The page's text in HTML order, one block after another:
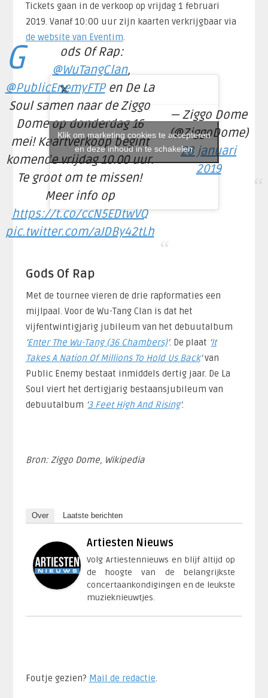
Tickets gaan in de verkoop op vrijdag 1 februari
2019. Vanaf 10:00 uur zijn kaarten verkrijgbaar via
de website van Eventim.
G
ods Of Rap:
@WuTangClan,
@PublicEnemyFTPen De La
Soul samen naar de Ziggo
Dome op donderdag 16
mei! Kaartverkoop begint
komende vrijdag 10.00 uur.
Te groot om te missen!
Meer info op
https://t.co/ccN5EDtwVQ
pic.twitter.com/aJDBy42tLh
— Ziggo Dome
(@ZiggoDome)
28 januari
2019
Klik om marketing cookies te accepteren
en deze inhoud in te schakelen
Gods Of Rap
Met de tournee vieren de drie rapformaties een
mijlpaal. Voor de Wu-Tang Clan is dat het
vijfentwintigjarig jubileum van het debuutalbum
‘Enter The Wu-Tang (36 Chambers)‘. De plaat ‘It
Takes A Nation Of Millions To Hold Us Back‘van
Public Enemy bestaat inmiddels dertig jaar. De La
Soul viert het dertigjarig bestaansjubileum van
debuutalbum ‘3 Feet High And Rising‘.
Bron: Ziggo Dome, Wikipedia
Over Laatste berichten
Artiesten Nieuws
Volg Artiestennieuws en blijf altijd op
de hoogte van de belangrijkste
concertaankondigingen en de leukste
muzieknieuwtjes.
Foutje gezien? Mail de redactie.​